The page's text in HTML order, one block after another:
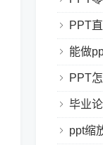
PPT直线
能做ppt的
PPT怎么做？
毕业论文答
ppt缩放定位